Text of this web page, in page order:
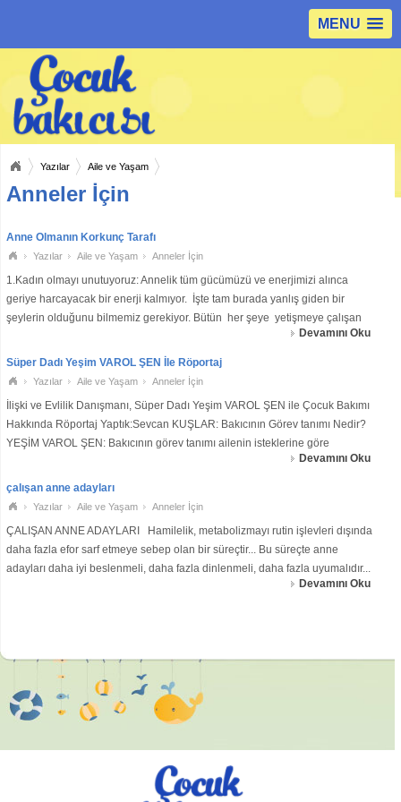
MENU
Yazılar Aile ve Yaşam
Anneler İçin
Anne Olmanın Korkunç Tarafı
Yazılar Aile ve Yaşam Anneler İçin
1.Kadın olmayı unutuyoruz: Annelik tüm gücümüzü ve enerjimizi alınca
geriye harcayacak bir enerji kalmıyor. İşte tam burada yanlış giden bir
şeylerin olduğunu bilmemiz gerekiyor. Bütün her şeye yetişmeye çalışan
anne bir müddet sonra tükenmeye başlıyor. Tükenen anne haliyle tüDevamını Oku
Süper Dadı Yeşim VAROL ŞEN İle Röportaj
Yazılar Aile ve Yaşam Anneler İçin
İlişki ve Evlilik Danışmanı, Süper Dadı Yeşim VAROL ŞEN ile Çocuk Bakımı
Hakkında Röportaj Yaptık:Sevcan KUŞLAR: Bakıcının Görev tanımı Nedir?
YEŞİM VAROL ŞEN: Bakıcının görev tanımı ailenin isteklerine göre
şekillenmektedir. Kimi aile hiç bir şeye elini sürmesin, çocuğumdan gözümü
ayırmasın derken
Devamını Oku
çalışan anne adayları
Yazılar Aile ve Yaşam Anneler İçin
ÇALIŞAN ANNE ADAYLARI Hamilelik, metabolizmayı rutin işlevleri dışında
daha fazla efor sarf etmeye sebep olan bir süreçtir... Bu süreçte anne
adayları daha iyi beslenmeli, daha fazla dinlenmeli, daha fazla uyumalıdır...
Bu durum çalışan anne adayları için ne yazık ki bu kadar kolay olmayacakt
Devamını Oku